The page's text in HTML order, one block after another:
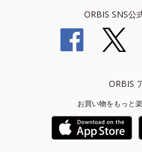
ORBIS SNS公
ORBIS
お買い物をもっと